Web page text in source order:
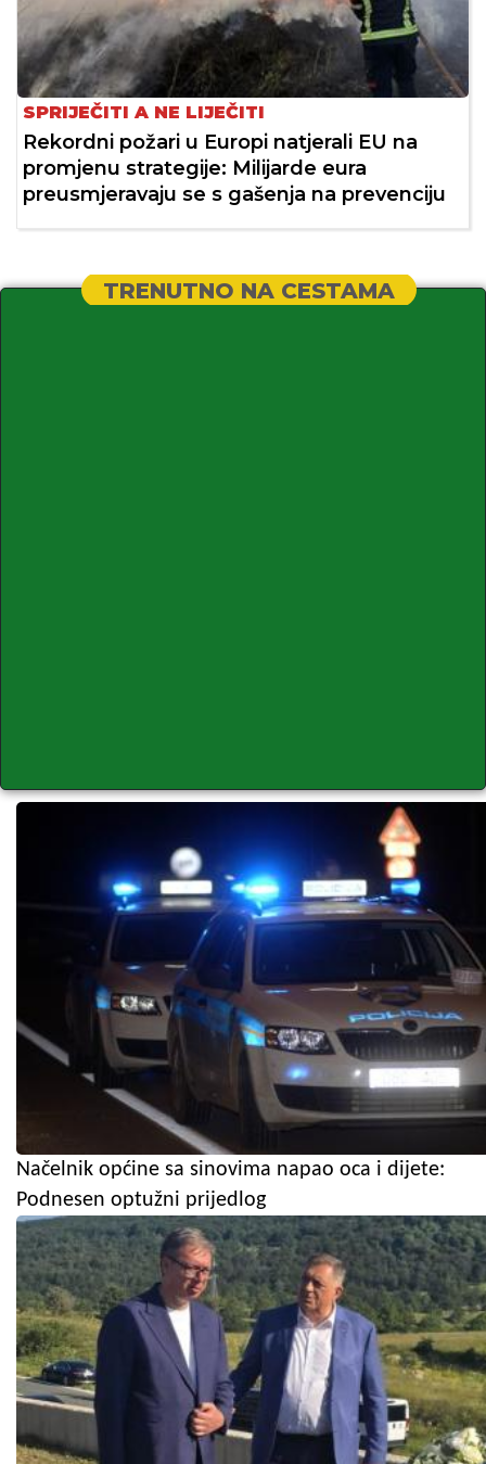
SPRIJEČITI A NE LIJEČITI
Rekordni požari u Europi natjerali EU na
promjenu strategije: Milijarde eura
preusmjeravaju se s gašenja na prevenciju
TRENUTNO NA CESTAMA
Načelnik općine sa sinovima napao oca i dijete:
Podnesen optužni prijedlog